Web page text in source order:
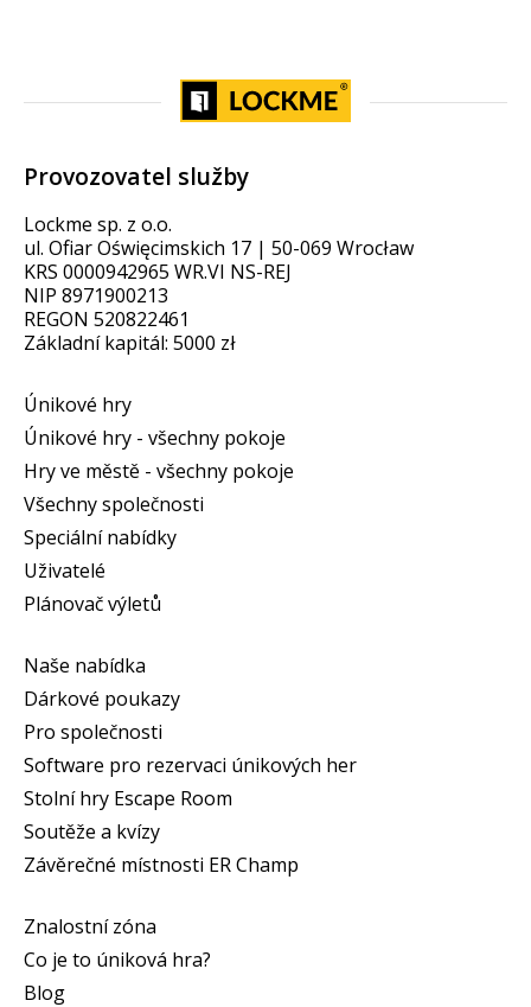
Provozovatel služby
Lockme sp. z o.o.
ul. Ofiar Oświęcimskich 17 | 50-069 Wrocław
KRS 0000942965 WR.VI NS-REJ
NIP 8971900213
REGON 520822461
Základní kapitál: 5000 zł
Únikové hry
Únikové hry - všechny pokoje
Hry ve městě - všechny pokoje
Všechny společnosti
Speciální nabídky
Uživatelé
Plánovač výletů
Naše nabídka
Dárkové poukazy
Pro společnosti
Software pro rezervaci únikových her
Stolní hry Escape Room
Soutěže a kvízy
Závěrečné místnosti ER Champ
Znalostní zóna
Co je to úniková hra?
Blog